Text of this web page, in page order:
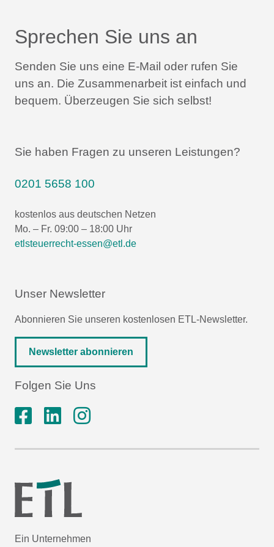
Sprechen Sie uns an
Senden Sie uns eine E-Mail oder rufen Sie
uns an. Die Zusammenarbeit ist einfach und
bequem. Überzeugen Sie sich selbst!
Sie haben Fragen zu unseren Leistungen?
0201 5658 100
kostenlos aus deutschen Netzen
Mo. – Fr. 09:00 – 18:00 Uhr
etlsteuerrecht-essen@etl.de
Unser Newsletter
Abonnieren Sie unseren kostenlosen ETL-Newsletter.
Newsletter abonnieren
Folgen Sie Uns
Ein Unternehmen